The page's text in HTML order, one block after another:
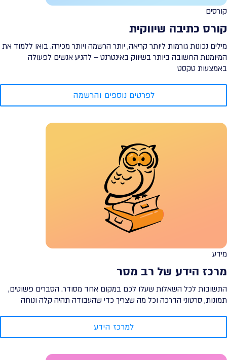
קורסים
קורס כתיבה שיווקית
מילים נכונות גורמות ליותר קריאה, יותר הרשמה ויותר מכירה. בואו ללמוד את
המיומנות החשובה ביותר בשיווק באינטרנט – להניע אנשים לפעולה
באמצעות טקסט
לפרטים נוספים והרשמה
מידע
מרכז הידע של רב מסר
התשובות לכל השאלות שעלו לכם במקום אחד מסודר. הסברים פשוטים,
תמונות, סרטוני הדרכה וכל מה שצריך כדי שהעבודה תהיה קלה ונוחה
למרכז הידע